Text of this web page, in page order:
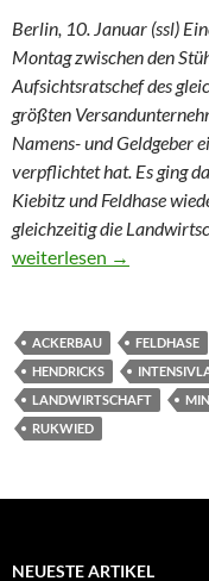
Berlin, 10. Januar (ssl)
Montag zwischen den
Aufsichtsratschef des
größten
Namens- und Geldgeber
verpflichtet hat. Es ging
Kiebitz und Feldhase
gleichzeitig die
Wo Acker und Kiebitz
weiterlesen →
ACKERBAU FELDHASE
HENDRICKS
LANDWIRTSCHAFT
RUKWIED
NEUESTE ARTIKEL